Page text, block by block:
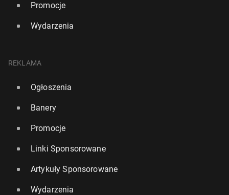
Promocje
Wydarzenia
REKLAMA
Ogłoszenia
Banery
Promocje
Linki Sponsorowane
Artykuły Sponsorowane
Wydarzenia